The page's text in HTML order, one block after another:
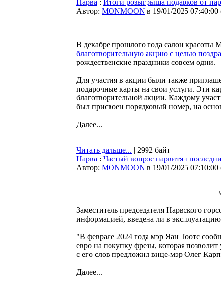
Нарва : Итоги розыгрыша подарков от
Автор: MONMOON в 19/01/2025 07:40:00
В декабре прошлого года салон красоты
благотворительную акцию с целью
рождественские праздники совсем одни.
Для участия в акции были также
подарочные карты на свои услуги. Эти
благотворительной акции. Каждому
был присвоен порядковый номер, на
Далее...
Читать дальше... | 2992 байт
Нарва : Частый вопрос нарвитян
Автор: MONMOON в 19/01/2025 07:10:00
Заместитель председателя Нарвского
информацией, введена ли в эксплуатацию
"В феврале 2024 года мэр Яан Тоотс
евро на покупку фрезы, которая позволит
с его слов предложил вице-мэр Олег
Далее...